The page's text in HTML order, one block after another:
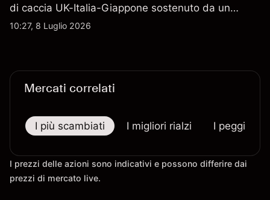
di caccia UK-Italia-Giappone sostenuto da un
contratto da 4,6 miliardi di sterline. I risultati
10:27, 8 Luglio 2026
Mercati correlati
I più scambiati I migliori rialzi I peggiori
I prezzi delle azioni sono indicativi e possono differire dai
prezzi di mercato live.